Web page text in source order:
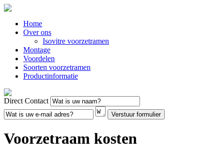
Home
Over ons
Isovitre voorzetramen
Montage
Voordelen
Soorten voorzetramen
Productinformatie
Direct Contact
Voorzetraam kosten